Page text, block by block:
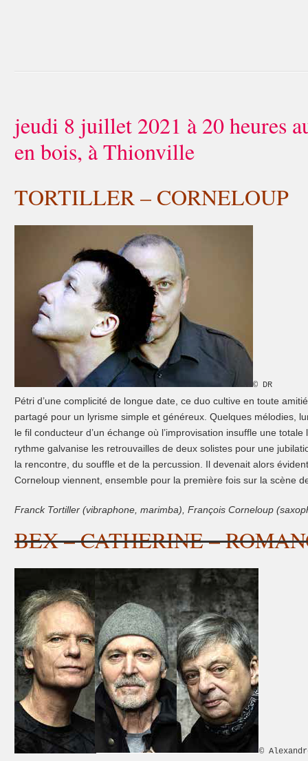
jeudi 8 juillet 2021 à 20 heures
en bois, à Thionville
TORTILLER – CORNELOUP
© DR
Pétri d’une complicité de longue date, ce duo cultive en toute
partagé pour un lyrisme simple et généreux. Quelques mélodies,
le fil conducteur d’un échange où l’improvisation insuffle une
rythme galvanise les retrouvailles de deux solistes pour une
la rencontre, du souffle et de la percussion. Il devenait alors
Corneloup viennent, ensemble pour la première fois sur la scène
Franck Tortiller (vibraphone, marimba), François Corneloup
BEX – CATHERINE –
©